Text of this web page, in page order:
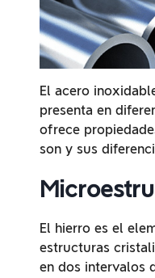
El acero
presenta en
ofrece
son y sus
El hierro es el
estructuras
en dos intervalos